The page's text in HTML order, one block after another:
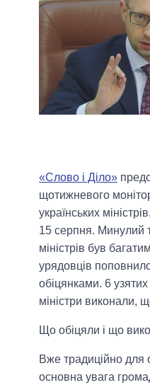
«Слово і Діло»
щотижневого
українських
15 серпня. Минулий
міністрів був
урядовців
обіцянками. 6
міністри виконали,
Що обіцяли і що
Вже традиційно для
основна увага